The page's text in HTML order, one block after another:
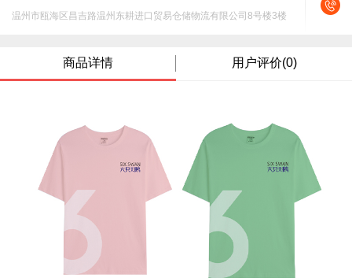
温州市瓯海区昌吉路温州东耕进口贸易仓储物流有限公司8号楼3楼
商品详情 用户评价(0)